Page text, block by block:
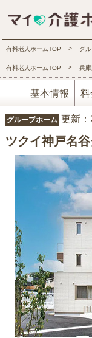
有料老人ホームTOP グ
有料老人ホームTOP 兵
基本情報 料
グループホーム 更新
ツクイ神戸名